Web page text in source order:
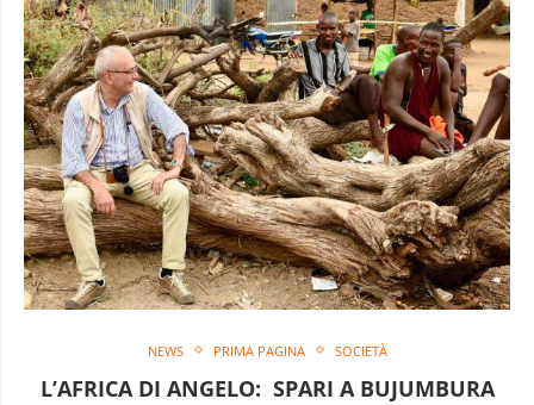
NEWS PRIMA PAGINA SOCIETÀ
L’AFRICA DI ANGELO: SPARI A BUJUMBURA